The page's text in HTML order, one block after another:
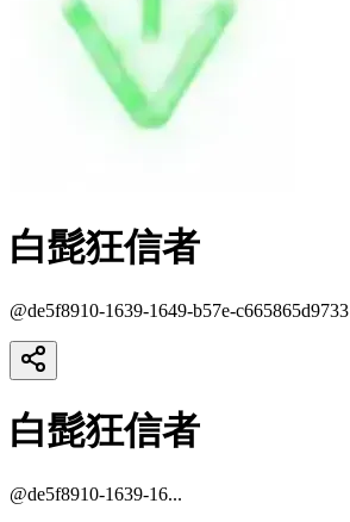
白髭狂信者
@de5f8910-1639-1649-b57e-c665865d9733
白髭狂信者
@de5f8910-1639-16...